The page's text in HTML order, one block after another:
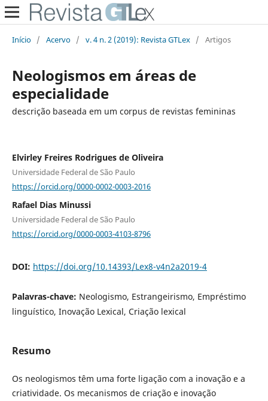
Início / Acervo / v. 4 n. 2 (2019): Revista GTLex / Artigos
Neologismos em áreas de
especialidade
descrição baseada em um corpus de revistas femininas
Elvirley Freires Rodrigues de Oliveira
Universidade Federal de São Paulo
https://orcid.org/0000-0002-0003-2016
Rafael Dias Minussi
Universidade Federal de São Paulo
https://orcid.org/0000-0003-4103-8796
DOI: https://doi.org/10.14393/Lex8-v4n2a2019-4
Palavras-chave: Neologismo, Estrangeirismo, Empréstimo
linguístico, Inovação Lexical, Criação lexical
Resumo
Os neologismos têm uma forte ligação com a inovação e a
criatividade. Os mecanismos de criação e inovação